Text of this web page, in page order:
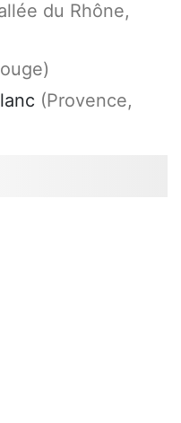
du Rhône,
(Provence,